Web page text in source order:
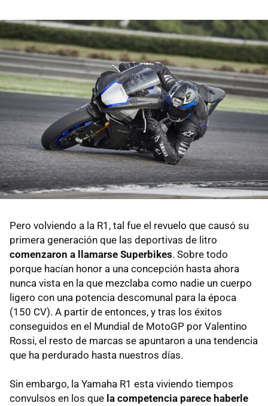
Pero volviendo a la R1, tal fue el revuelo que causó su
primera generación que las deportivas de litro
comenzaron a llamarse Superbikes. Sobre todo
porque hacían honor a una concepción hasta ahora
nunca vista en la que mezclaba como nadie un cuerpo
ligero con una potencia descomunal para la época
(150 CV). A partir de entonces, y tras los éxitos
conseguidos en el Mundial de MotoGP por Valentino
Rossi, el resto de marcas se apuntaron a una tendencia
que ha perdurado hasta nuestros días.
Sin embargo, la Yamaha R1 esta viviendo tiempos
convulsos en los que la competencia parece haberle